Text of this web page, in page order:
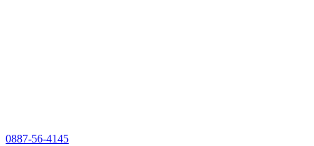
0887-56-4145